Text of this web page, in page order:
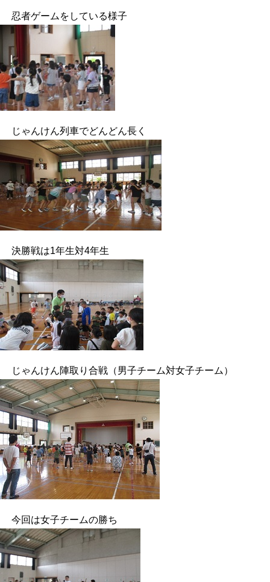
忍者ゲームをしている様子
じゃんけん列車でどんどん長く
決勝戦は1年生対4年生
じゃんけん陣取り合戦（男子チーム対女子チーム）
今回は女子チームの勝ち